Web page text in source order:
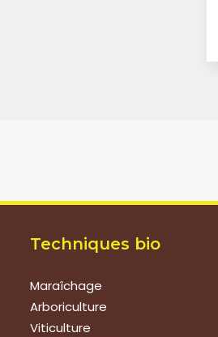
Techniques bio
Maraîchage
Arboriculture
Viticulture